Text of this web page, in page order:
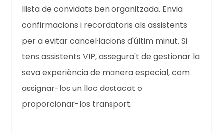
llista de convidats ben organitzada. Envia
confirmacions i recordatoris als assistents
per a evitar cancel·lacions d'últim minut. Si
tens assistents VIP, assegura't de gestionar la
seva experiència de manera especial, com
assignar-los un lloc destacat o
proporcionar-los transport.